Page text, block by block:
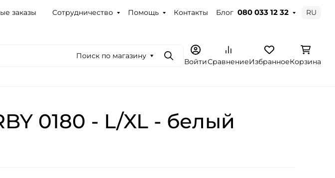
заказы Сотрудничество Помощь Контакты Блог 080 033 12 32 RU
Поиск по магазину
ПоискВойтиСравнениеИзбранноеКорзина
0180 - L/XL - белый